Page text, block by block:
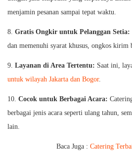
menjamin pesanan sampai tepat waktu.
8. Gratis Ongkir untuk Pelanggan Setia:
dan memenuhi syarat khusus, ongkos kirim
9. Layanan di Area Tertentu: Saat ini,
untuk wilayah Jakarta dan Bogor.
10. Cocok untuk Berbagai Acara:
berbagai jenis acara seperti ulang tahun,
lain.
Baca Juga : Catering